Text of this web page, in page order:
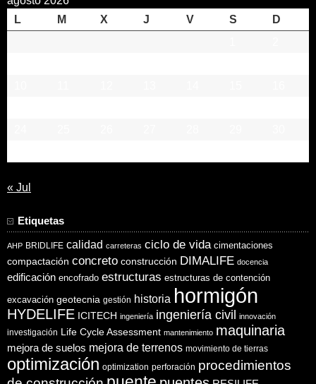
L
M X J V S
D
« Jul
Etiquetas
AHP BRIDLIFE calidad carreteras ciclo de vida cimentaciones
compactación concreto construcción DIMALIFE docencia
edificación encofrado estructuras estructuras de contención
excavación geotecnia gestión historia hormigón
HYDELIFE ICITECH ingeniería ingeniería civil innovación
investigación Life Cycle Assessment mantenimiento maquinaria
mejora de suelos mejora de terrenos movimiento de tierras
optimización optimization perforación procedimientos